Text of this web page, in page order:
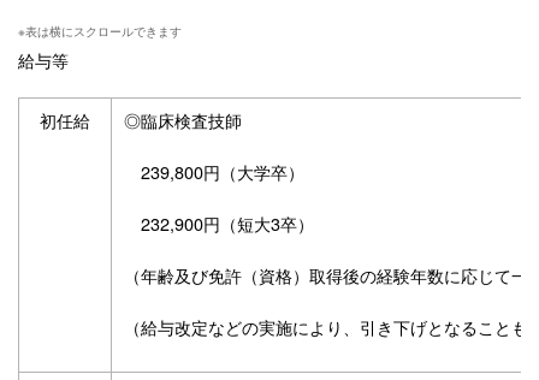
給与等
初任給 ◎臨床検査技師
239,800円（大学卒）
232,900円（短大3卒）
（年齢及び免許（資格）取得後の経験年数に応じて
（給与改定などの実施により、引き下げとなることも